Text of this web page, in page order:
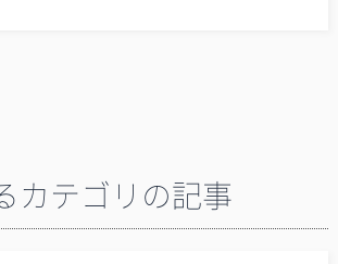
カテゴリの記事